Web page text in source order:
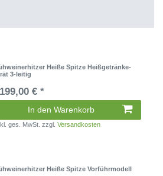
Heiße Spitze Heißgetränke-
3-leitig
€ *
In den Warenkorb
ges. MwSt. zzgl.Versandkosten
Heiße Spitze Vorführmodell